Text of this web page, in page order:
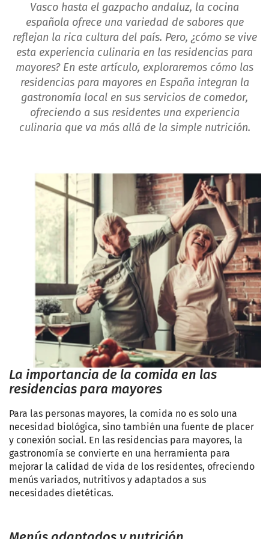
Vasco hasta el gazpacho andaluz, la cocina
española ofrece una variedad de sabores que
reflejan la rica cultura del país. Pero, ¿cómo se vive
esta experiencia culinaria en las residencias para
mayores? En este artículo, exploraremos cómo las
residencias para mayores en España integran la
gastronomía local en sus servicios de comedor,
ofreciendo a sus residentes una experiencia
culinaria que va más allá de la simple nutrición.
La importancia de la comida en las
residencias para mayores
Para las personas mayores, la comida no es solo una
necesidad biológica, sino también una fuente de placer
y conexión social. En las residencias para mayores, la
gastronomía se convierte en una herramienta para
mejorar la calidad de vida de los residentes, ofreciendo
menús variados, nutritivos y adaptados a sus
necesidades dietéticas.